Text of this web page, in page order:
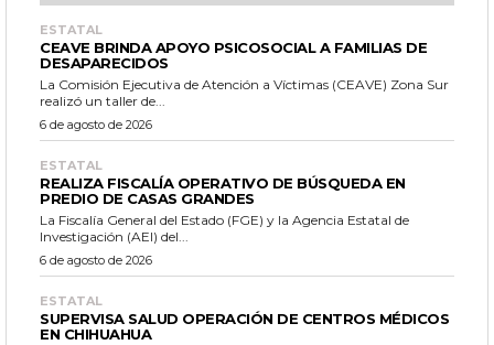
ESTATAL
CEAVE BRINDA APOYO PSICOSOCIAL A FAMILIAS DE
DESAPARECIDOS
La Comisión Ejecutiva de Atención a Víctimas (CEAVE) Zona Sur
realizó un taller de...
6 de agosto de 2026
ESTATAL
REALIZA FISCALÍA OPERATIVO DE BÚSQUEDA EN
PREDIO DE CASAS GRANDES
La Fiscalía General del Estado (FGE) y la Agencia Estatal de
Investigación (AEI) del...
6 de agosto de 2026
ESTATAL
SUPERVISA SALUD OPERACIÓN DE CENTROS MÉDICOS
EN CHIHUAHUA